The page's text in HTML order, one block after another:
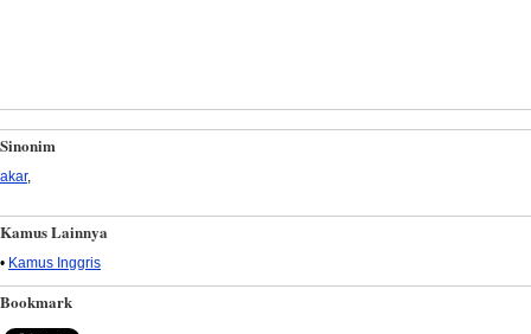
Sinonim
akar,
Kamus Lainnya
• Kamus Inggris
Bookmark